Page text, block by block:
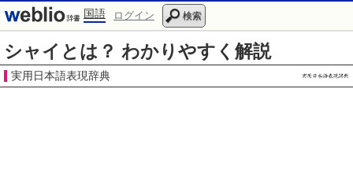
国語 ログイン 検索
シャイとは？ わかりやすく解説
実用日本語表現辞典